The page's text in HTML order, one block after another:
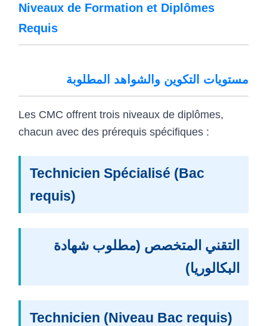
Niveaux de Formation et Diplômes
Requis
مستويات التكوين والشواهد المطلوبة
Les CMC offrent trois niveaux de diplômes,
chacun avec des prérequis spécifiques :
Technicien Spécialisé (Bac
requis)
التقني المتخصص (مطلوب شهادة
البكالوريا)
Technicien (Niveau Bac requis)